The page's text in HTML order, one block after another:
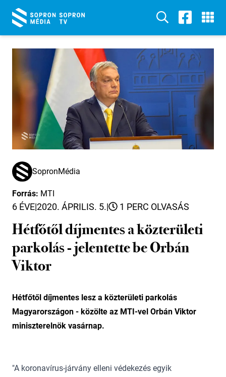
SopronMédia
Forrás: MTI
6 ÉVE|2020. ÁPRILIS. 5.| 1 PERC OLVASÁS
Hétfőtől díjmentes a közterületi
parkolás - jelentette be Orbán
Viktor
Hétfőtől díjmentes lesz a közterületi parkolás
Magyarországon - közölte az MTI-vel Orbán Viktor
miniszterelnök vasárnap.
"A koronavírus-járvány elleni védekezés egyik